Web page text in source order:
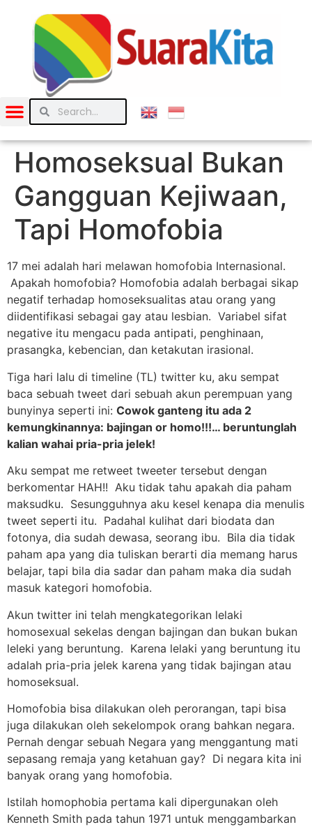
Homoseksual Bukan
Gangguan Kejiwaan,
Tapi Homofobia
17 mei adalah hari melawan homofobia Internasional.
Apakah homofobia? Homofobia adalah berbagai sikap
negatif terhadap homoseksualitas atau orang yang
diidentifikasi sebagai gay atau lesbian. Variabel sifat
negative itu mengacu pada antipati, penghinaan,
prasangka, kebencian, dan ketakutan irasional.
Tiga hari lalu di timeline (TL) twitter ku, aku sempat
baca sebuah tweet dari sebuah akun perempuan yang
bunyinya seperti ini: Cowok ganteng itu ada 2
kemungkinannya: bajingan or homo!!!… beruntunglah
kalian wahai pria-pria jelek!
Aku sempat me retweet tweeter tersebut dengan
berkomentar HAH!! Aku tidak tahu apakah dia paham
maksudku. Sesungguhnya aku kesel kenapa dia menulis
tweet seperti itu. Padahal kulihat dari biodata dan
fotonya, dia sudah dewasa, seorang ibu. Bila dia tidak
paham apa yang dia tuliskan berarti dia memang harus
belajar, tapi bila dia sadar dan paham maka dia sudah
masuk kategori homofobia.
Akun twitter ini telah mengkategorikan lelaki
homosexual sekelas dengan bajingan dan bukan bukan
leleki yang beruntung. Karena lelaki yang beruntung itu
adalah pria-pria jelek karena yang tidak bajingan atau
homoseksual.
Homofobia bisa dilakukan oleh perorangan, tapi bisa
juga dilakukan oleh sekelompok orang bahkan negara.
Pernah dengar sebuah Negara yang menggantung mati
sepasang remaja yang ketahuan gay? Di negara kita ini
banyak orang yang homofobia.
Istilah homophobia pertama kali dipergunakan oleh
Kenneth Smith pada tahun 1971 untuk menggambarkan